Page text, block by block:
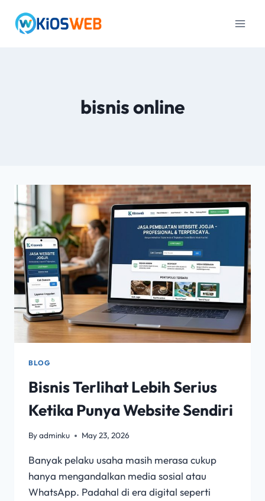
bisnis online
BLOG
Bisnis Terlihat Lebih Serius
Ketika Punya Website Sendiri
Byadminku May 23, 2026
Banyak pelaku usaha masih merasa cukup
hanya mengandalkan media sosial atau
WhatsApp. Padahal di era digital seperti